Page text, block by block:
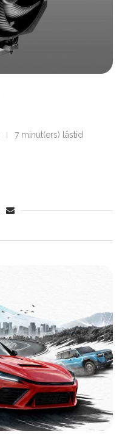
7 minut(ers) lästid